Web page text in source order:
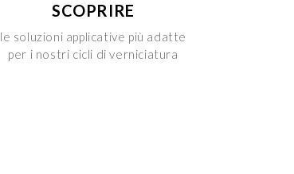
SCOPRIRE
le soluzioni applicative più adatte
per i nostri cicli di verniciatura